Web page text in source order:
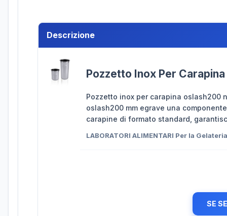
Descrizione
Pozzetto Inox Per
Pozzetto inox per carapina oslash200
oslash200 mm egrave una
carapine di formato standard,
LABORATORI ALIMENTARI Per la
SE